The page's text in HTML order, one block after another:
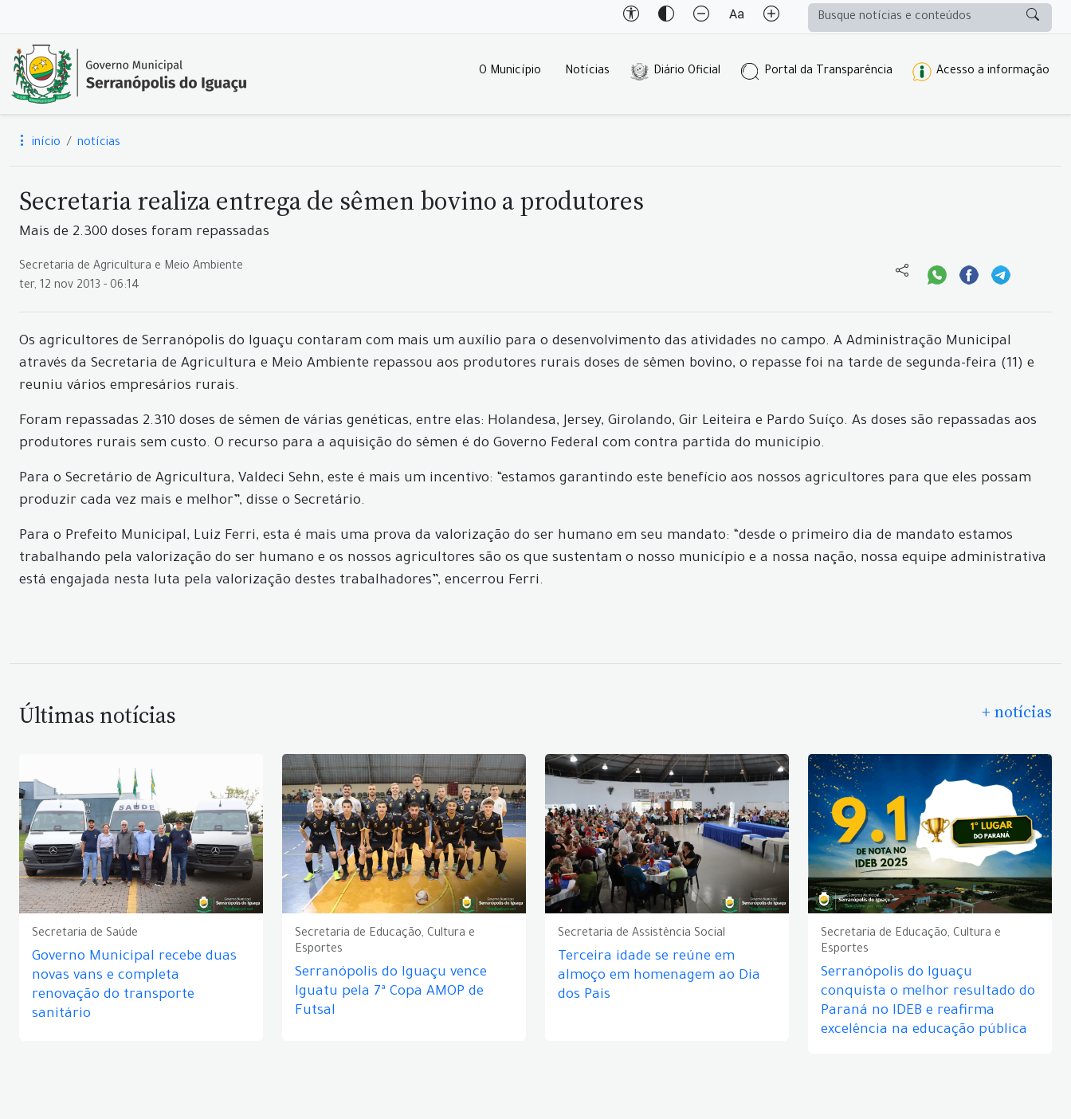
O Município Notícias Diário Oficial Portal da Transparência Acesso a informação
início notícias
Secretaria realiza entrega de sêmen bovino a produtores
Mais de 2.300 doses foram repassadas
Secretaria de Agricultura e Meio Ambiente
ter, 12 nov 2013 - 06:14
Os agricultores de Serranópolis do Iguaçu contaram com mais um auxílio para o desenvolvimento das atividades no campo. A Administração Municipal
através da Secretaria de Agricultura e Meio Ambiente repassou aos produtores rurais doses de sêmen bovino, o repasse foi na tarde de segunda-feira (11) e
reuniu vários empresários rurais.
Foram repassadas 2.310 doses de sêmen de várias genéticas, entre elas: Holandesa, Jersey, Girolando, Gir Leiteira e Pardo Suíço. As doses são repassadas aos
produtores rurais sem custo. O recurso para a aquisição do sêmen é do Governo Federal com contra partida do município.
Para o Secretário de Agricultura, Valdeci Sehn, este é mais um incentivo: “estamos garantindo este benefício aos nossos agricultores para que eles possam
produzir cada vez mais e melhor”, disse o Secretário.
Para o Prefeito Municipal, Luiz Ferri, esta é mais uma prova da valorização do ser humano em seu mandato: “desde o primeiro dia de mandato estamos
trabalhando pela valorização do ser humano e os nossos agricultores são os que sustentam o nosso município e a nossa nação, nossa equipe administrativa
está engajada nesta luta pela valorização destes trabalhadores”, encerrou Ferri.
Últimas notícias + notícias
Secretaria de Saúde
Governo Municipal recebe duas
novas vans e completa
renovação do transporte
sanitário
Secretaria de Educação, Cultura e
Esportes
Serranópolis do Iguaçu vence
Iguatu pela 7ª Copa AMOP de
Futsal
Secretaria de Assistência Social
Terceira idade se reúne em
almoço em homenagem ao Dia
dos Pais
Secretaria de Educação, Cultura e
Esportes
Serranópolis do Iguaçu
conquista o melhor resultado do
Paraná no IDEB e reafirma
excelência na educação pública